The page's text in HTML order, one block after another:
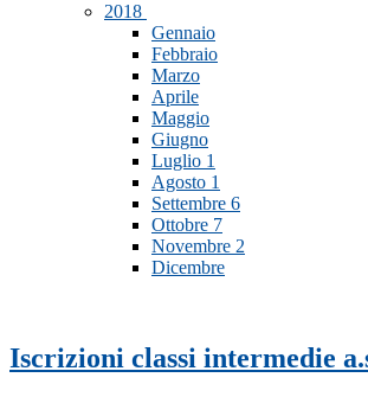
2018
Gennaio
Febbraio
Marzo
Aprile
Maggio
Giugno
Luglio 1
Agosto 1
Settembre 6
Ottobre 7
Novembre 2
Dicembre
Iscrizioni classi intermedie